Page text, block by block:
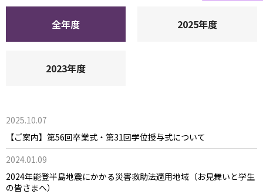
全年度 2025年度
2023年度
2025.10.07
【ご案内】第56回卒業式・第31回学位授与式について
2024.01.09
2024年能登半島地震にかかる災害救助法適用地域（お見舞いと学生
の皆さまへ）